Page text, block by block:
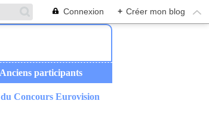
Connexion + Créer mon blog
Anciens participants
Concours Eurovision